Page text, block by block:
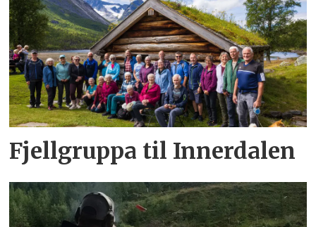
Fjellgruppa til Innerdalen